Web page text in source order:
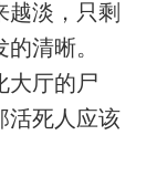
越淡，只剩
清晰。
大厅的尸
活死人应该